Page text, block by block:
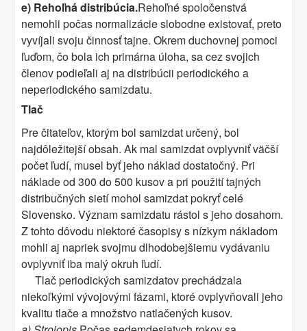
e) Rehoľná distribúcia.Rehoľné spoločenstvá
nemohli počas normalizácie slobodne existovať, preto
vyvíjali svoju činnosť tajne. Okrem duchovnej pomoci
ľuďom, čo bola ich primárna úloha, sa cez svojich
členov podieľali aj na distribúcii periodického a
neperiodického samizdatu.
Tlač
Pre čitateľov, ktorým bol samizdat určený, bol
najdôležitejší obsah. Ak mal samizdat ovplyvniť väčší
počet ľudí, musel byť jeho náklad dostatočný. Pri
náklade od 300 do 500 kusov a pri použití tajných
distribučných sietí mohol samizdat pokryť celé
Slovensko. Význam samizdatu rástol s jeho dosahom.
Z tohto dôvodu niektoré časopisy s nízkym nákladom
mohli aj napriek svojmu dlhodobejšiemu vydávaniu
ovplyvniť iba malý okruh ľudí.
Tlač periodických samizdatov prechádzala
niekoľkými vývojovými fázami, ktoré ovplyvňovali jeho
kvalitu tlače a množstvo natlačených kusov.